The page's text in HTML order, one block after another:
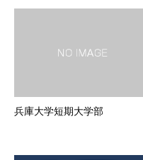
兵庫大学短期大学部